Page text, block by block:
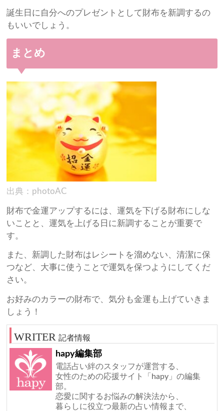
誕生日に自分へのプレゼントとして財布を新調するの
もいいでしょう。
まとめ
出典：photoAC
財布で金運アップするには、運気を下げる財布にしな
いことと、運気を上げる日に新調することが重要で
す。
また、新調した財布はレシートを溜めない、清潔に保
つなど、大事に使うことで運気を保つようにしてくだ
さい。
お好みのカラーの財布で、気分も金運も上げていきま
しょう！
記者情報
hapy編集部
電話占い絆のスタッフが運営する、
女性のための応援サイト「hapy」の編集
部。
恋愛に関するお悩みの解決法から、
暮らしに役立つ最新の占い情報まで、